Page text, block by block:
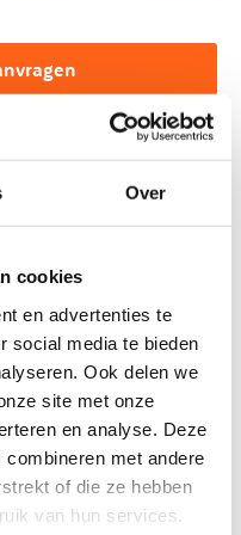
Over
cookies
en advertenties te
social media te bieden
Ook delen we
site met onze
en analyse. Deze
met andere
of die ze hebben
van hun services.
om zich verder te
ze vervolgens eigenlijk
van ons
onze kinderen door
bij hun leeftijd passen.
en ontspannende
Deze leeftijdsfase is
inmiddels